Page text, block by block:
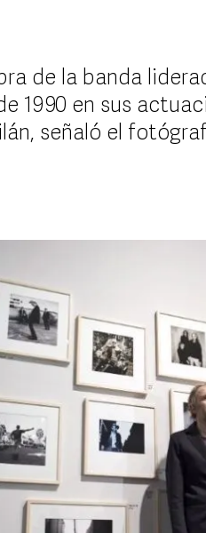
de la banda
1990 en sus
señaló el